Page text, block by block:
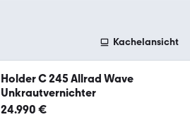
Kachelansicht
Holder C 245 Allrad Wave
Unkrautvernichter
24.990 €